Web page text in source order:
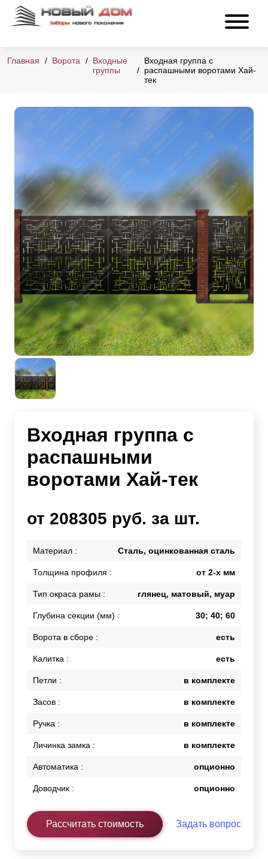
Главная Ворота
Входные
группы
Входная группа с
распашными воротами Хай-
тек
Входная группа с
распашными
воротами Хай-тек
от 208305 руб. за шт.
Материал : Сталь, оцинкованная сталь
Толщина профиля : от 2-х мм
Тип окраса рамы : глянец, матовый, муар
Глубина секции (мм) : 30; 40; 60
Ворота в сборе : есть
Калитка : есть
Петли : в комплекте
Засов : в комплекте
Ручка : в комплекте
Личинка замка : в комплекте
Автоматика : опционно
Доводчик : опционно
Рассчитать стоимость Задать вопрос